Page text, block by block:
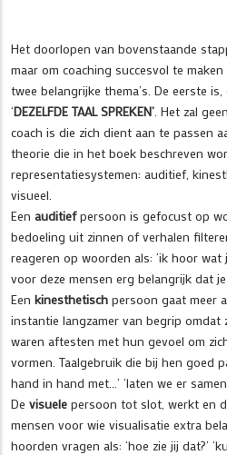
Het doorlopen van bovenstaande
maar om coaching succesvol te
twee belangrijke thema’s. De eerste
‘DEZELFDE TAAL SPREKEN’ . Het zal
coach is die zich dient aan te passen
theorie die in het boek beschreven
representatiesystemen: auditief,
visueel.
Een auditiefpersoon is gefocust op
bedoeling uit zinnen of verhalen
reageren op woorden als: ‘ik hoor wat
voor deze mensen erg belangrijk dat
Een kinesthetisch persoon gaat meer
instantie langzamer van begrip omdat
waren aftesten met hun gevoel om
vormen. Taalgebruik die bij hen goed
hand in hand met…’ ‘laten we er
De visuele persoon tot slot, werkt en
mensen voor wie visualisatie extra
hoorden vragen als: ‘hoe zie jij dat?’